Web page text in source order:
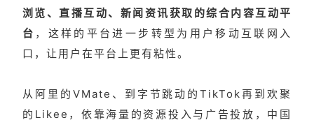
浏览、直播互动、新闻资讯获取的综合内容互动平
台 ，这样的平台进一步转型为用户移动互联网入
口，让用户在平台上更有粘性。
从阿里的VMate、到字节跳动的TikTok再到欢聚
的Likee，依靠海量的资源投入与广告投放，中国